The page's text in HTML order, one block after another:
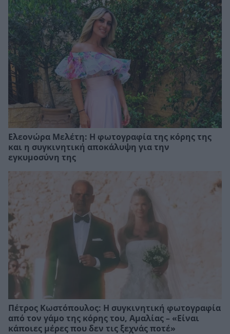
Ελεονώρα Μελέτη: Η φωτογραφία της κόρης της
και η συγκινητική αποκάλυψη για την
εγκυμοσύνη της
Πέτρος Κωστόπουλος: Η συγκινητική φωτογραφία
από τον γάμο της κόρης του, Αμαλίας – «Είναι
κάποιες μέρες που δεν τις ξεχνάς ποτέ»